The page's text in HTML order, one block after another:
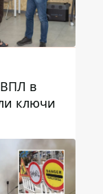
в
ключи